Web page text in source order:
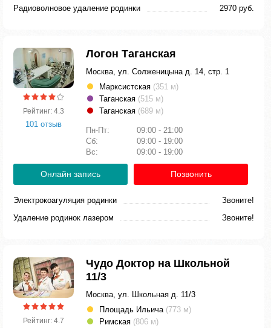
Радиоволновое удаление родинки 2970 руб.
Рейтинг: 4.3
101 отзыв
Логон Таганская
Москва, ул. Солженицына д. 14, стр. 1
Марксистская (351 м)
Таганская (515 м)
Таганская (689 м)
Пн-Пт:
09:00 - 21:00
Сб:
09:00 - 19:00
Вс:
09:00 - 19:00
Онлайн запись Позвонить
Электрокоагуляция родинки
Звоните!
Удаление родинок лазером
Звоните!
Рейтинг: 4.7
Чудо Доктор на Школьной
11/3
Москва, ул. Школьная д. 11/3
Площадь Ильича (773 м)
Римская (806 м)